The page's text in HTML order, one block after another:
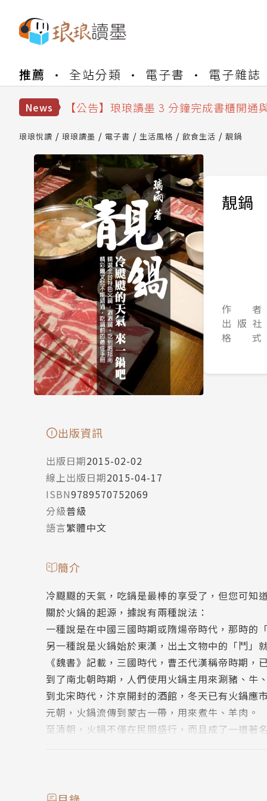
推薦 全站分類 電子書 電子雜誌
News
【公告】琅琅讀墨數位閱讀資產合併與
【公告】琅琅讀墨 3 分鐘完成書櫃開通
【公告】琅琅讀墨數位閱讀資產合併與書
琅琅悅讀 琅琅讀墨 電子書 生活風格 飲食生活 靚鍋
靚鍋
作 者
出 版 社
格 式
出版資訊
出版日期2015-02-02
線上出版日期2015-04-17
ISBN9789570752069
分級普級
語言繁體中文
簡介
冷颼颼的天氣，吃鍋是最棒的享受了，但您可知
關於火鍋的起源，據說有兩種說法：
一種說是在中國三國時期或隋煬帝時代，那時的
另一種說是火鍋始於東漢，出土文物中的「鬥」
《魏書》記載，三國時代，曹丕代漢稱帝時期，
到了南北朝時期，人們使用火鍋主用來涮豬、牛
到北宋時代，汴京開封的酒館，冬天已有火鍋應市
元朝，火鍋流傳到蒙古一帶，用來煮牛、羊肉。
至清朝，火鍋不僅在民間盛行，而且成了一道著
共上火鍋1,550多個，應邀品嚐者達5,000餘人，
到了清朝末期，民國初期，在全國已形成了幾十
日本室町時代，火鍋從中國傳入日本是在一三三